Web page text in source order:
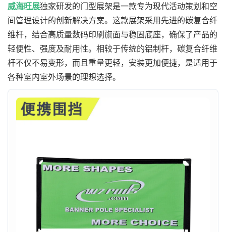
威海旺展独家研发的门型展架是一款专为现代活动策划和空
间管理设计的创新解决方案。这款展架采用先进的碳复合纤
维杆，结合高质量数码印刷旗面与稳固底座，确保了产品的
轻便性、强度及耐用性。相较于传统的铝制杆，碳复合纤维
杆不仅不易变形，而且重量更轻，安装更加便捷，是适用于
各种室内室外场景的理想选择。